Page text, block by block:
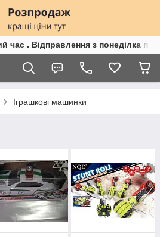
час . Відправлення з понеділка по
Іграшкові машинки